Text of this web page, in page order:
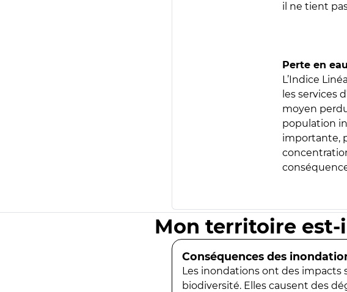
il ne tient
Perte en
L’Indice
les services
moyen
population
importante,
Mon territoire
Conséquences des
Les inondations ont des impacts
biodiversité. Elles causent des